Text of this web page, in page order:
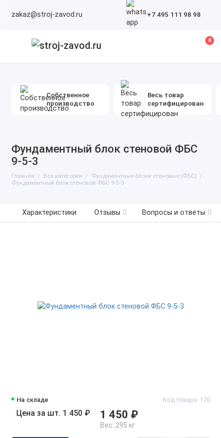
zakaz@stroj-zavod.ru +7 495 111 98 98
0
Собственное
производство
Весь товар
сертифицирован
Фундаментный блок стеновой ФБС
9-5-3
Главная Все категории
Фундаментные блоки стеновые (ФБС)
Фундаментный блок стеновой ФБС 9-5-3
Характеристики Отзывы 0 Вопросы и ответы 0
На складе Код товара: 170
Цена за шт. 1 450 ₽ 1 450 ₽
Вес: 295 кг